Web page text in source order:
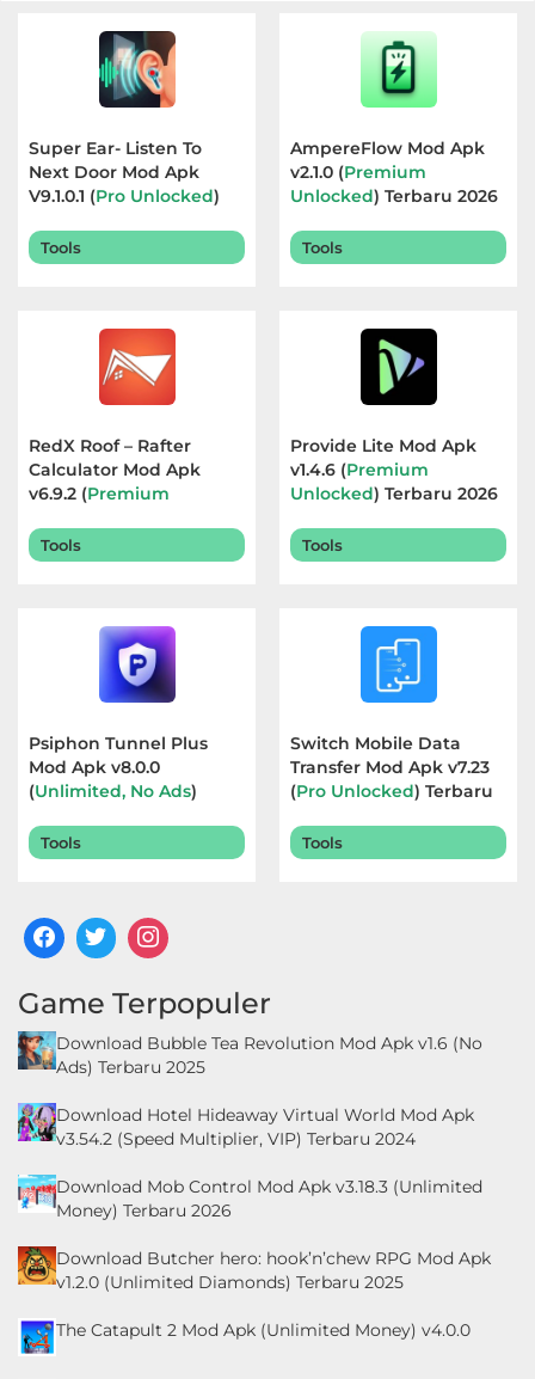
Super Ear- Listen To
Next Door Mod Apk
V9.1.0.1 (Pro Unlocked)
Tools
AmpereFlow Mod Apk
v2.1.0 (Premium
Unlocked) Terbaru 2026
Tools
RedX Roof – Rafter
Calculator Mod Apk
v6.9.2 (Premium
Tools
Provide Lite Mod Apk
v1.4.6 (Premium
Unlocked) Terbaru 2026
Tools
Psiphon Tunnel Plus
Mod Apk v8.0.0
(Unlimited, No Ads)
Tools
Switch Mobile Data
Transfer Mod Apk v7.23
(Pro Unlocked) Terbaru
Tools
Game Terpopuler
Download Bubble Tea Revolution Mod Apk v1.6 (No
Ads) Terbaru 2025
Download Hotel Hideaway Virtual World Mod Apk
v3.54.2 (Speed Multiplier, VIP) Terbaru 2024
Download Mob Control Mod Apk v3.18.3 (Unlimited
Money) Terbaru 2026
Download Butcher hero: hook’n’chew RPG Mod Apk
v1.2.0 (Unlimited Diamonds) Terbaru 2025
The Catapult 2 Mod Apk (Unlimited Money) v4.0.0